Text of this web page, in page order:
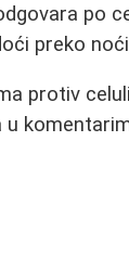
po
preko
protiv